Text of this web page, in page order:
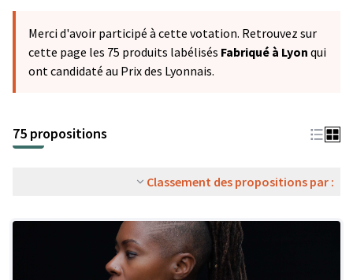
Merci d'avoir participé à cette votation. Retrouvez sur
cette page les 75 produits labélisés Fabriqué à Lyon qui
ont candidaté au Prix des Lyonnais.
75 propositions
Classement des propositions par :